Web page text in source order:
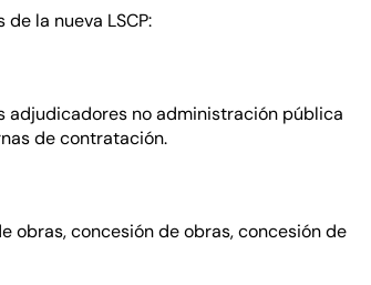
la nueva LSCP:
adjudicadores no administración pública
de contratación.
obras, concesión de obras, concesión de